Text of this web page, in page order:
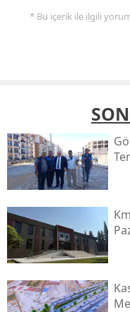
* Bu içerik ile ilgili